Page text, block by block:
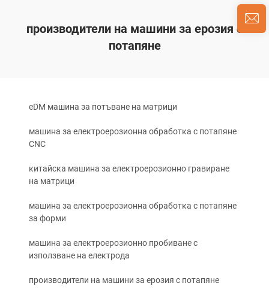
производители на машини за ерозия с
потапяне
eDM машина за потъване на матрици
машина за електроерозионна обработка с потапяне
CNC
китайска машина за електроерозионно гравиране
на матрици
машина за електроерозионна обработка с потапяне
за форми
машина за електроерозионно пробиване с
използване на електрода
производители на машини за ерозия с потапяне